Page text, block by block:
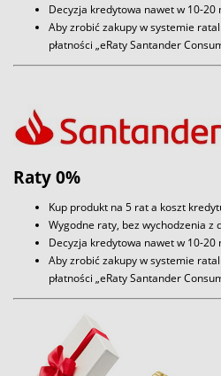
Decyzja kredytowa nawet w 10-20
Aby zrobić zakupy w systemie
płatności „eRaty Santander
Raty 0%
Kup produkt na 5 rat a koszt
Wygodne raty, bez wychodzenia z
Decyzja kredytowa nawet w 10-20
Aby zrobić zakupy w systemie
płatności „eRaty Santander